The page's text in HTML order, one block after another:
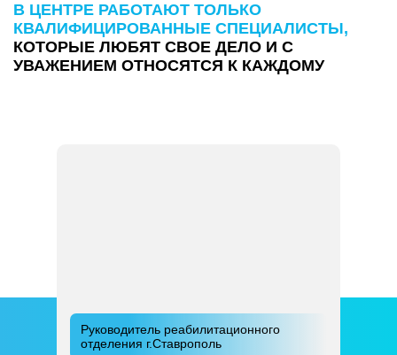
В ЦЕНТРЕ РАБОТАЮТ ТОЛЬКО
КВАЛИФИЦИРОВАННЫЕ СПЕЦИАЛИСТЫ,
КОТОРЫЕ ЛЮБЯТ СВОЕ ДЕЛО И С
УВАЖЕНИЕМ ОТНОСЯТСЯ К КАЖДОМУ
Руководитель реабилитационного
отделения г.Ставрополь